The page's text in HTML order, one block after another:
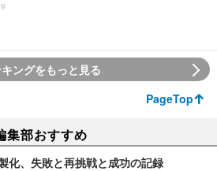
ングをもっと見る
PageTop
集部おすすめ
化、失敗と再挑戦と成功の記録